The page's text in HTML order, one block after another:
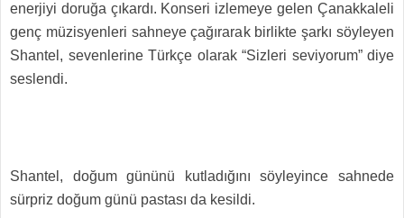
enerjiyi doruğa çıkardı. Konseri izlemeye gelen Çanakkaleli
genç müzisyenleri sahneye çağırarak birlikte şarkı söyleyen
Shantel, sevenlerine Türkçe olarak “Sizleri seviyorum” diye
seslendi.
Shantel, doğum gününü kutladığını söyleyince sahnede
sürpriz doğum günü pastası da kesildi.